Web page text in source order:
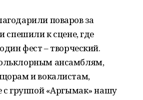
поваров за
спешили к сцене, где
фест – творческий.
ансамблям,
и вокалистам,
с группой «Аргымак» нашу